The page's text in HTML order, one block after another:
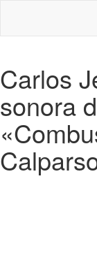
Carlos
sonora